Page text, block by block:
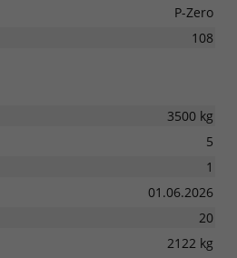
P-Zero
108
3500 kg
5
1
01.06.2026
20
2122 kg